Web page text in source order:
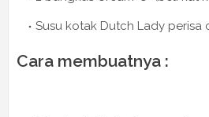
Susu kotak Dutch Lady perisa
Cara membuatnya :